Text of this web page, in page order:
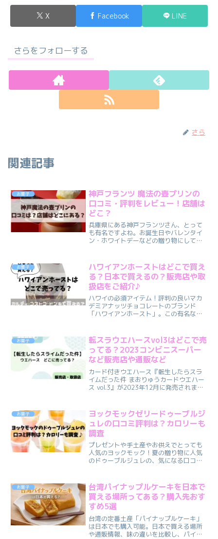
X Facebook LINE
さらをフォローする
さら
関連記事
お菓子
神戸フランツ 魔法の壺プリンの
口コミ・評判をレビュー！店舗は
どこ？
兵庫県にある神戸フランツさん、とって
も有名ですよね。お誕生日やバレンタイ
ン・ホワイトデーなどの贈り物にしても
られていて、「神戸魔法の壺プリンって
本当に美味しいの？」「...
お菓子
ハワイアンホーストはどこで買え
る？日本で買えるの？販売店や取
扱店をご紹介♪
ハワイの必須アイテム！評判の良いマカ
デミアナッツチョコレートのブランド
「ハワイアンホースト」。この有名な商
んな疑問はありませんか？・ハワイアン
ホーストはどこで売ってる？...
お菓子
転スラウエハースvol3はどこで売
ってる？2023コンビニスーパー
など販売店や通販など
カード付きウエハース『転生したらスラ
イムだった件 まおりゅうカードウエハー
ス vol.3』が2023年12月に発売されま
と思います。転スラシリーズは常に大人
気で、発売後...
お菓子
ヨックモックゼリードゥーブルジ
ュレの口コミ評判は？カロリーも
調査
プレゼントや手土産やお供えでとっても
人気のヨックモック！夏の贈り物に人気
のドゥーブルジュレの、気になる口コミ
ありました。良い口コミは・味が美味し
い・送った先の相手が「...
お菓子
台湾パイナップルケーキを日本で
買える場所ってある？購入先おす
すめ5選
台湾の定番土産「パイナップルケーキ」
は日本でも購入可能。日本で買える場所
や通販情報、味の違いを比較し、パイナ